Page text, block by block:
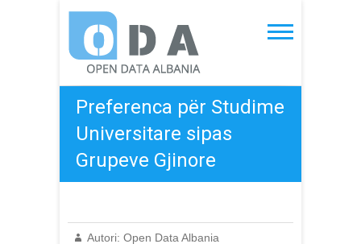
content
Open Data Albania
Preferenca për Studime
Universitare sipas
Grupeve Gjinore
Autori: Open Data Albania